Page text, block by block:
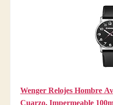
Wenger Relojes Hombre
Cuarzo, Impermeable